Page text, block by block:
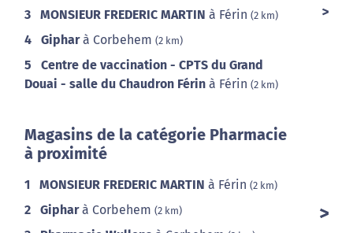
3 MONSIEUR FREDERIC MARTIN à Férin (2 km)
4 Gipharà Corbehem (2 km)
5
Centre de vaccination - CPTS du Grand
Douai - salle du Chaudron Férin à Férin (2 km)
Magasins de la catégorie Pharmacie
à proximité
1 MONSIEUR FREDERIC MARTIN à Férin (2 km)
2 Gipharà Corbehem (2 km)